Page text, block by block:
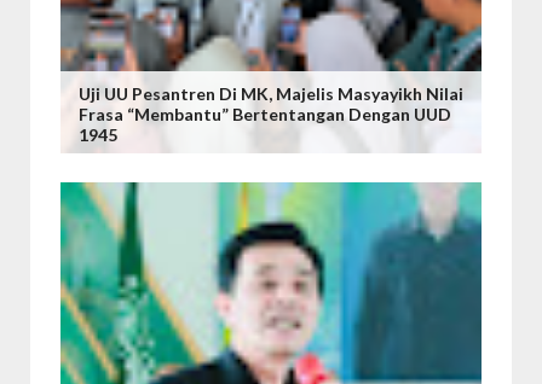
Uji UU Pesantren Di MK, Majelis Masyayikh Nilai
Frasa “Membantu” Bertentangan Dengan UUD
1945